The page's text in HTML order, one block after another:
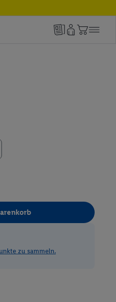
zu sammeln.